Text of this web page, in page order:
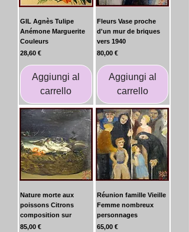
GIL Agnès Tulipe
Anémone Marguerite
Couleurs
Prezzo
28,60 €
Aggiungi al
carrello
Fleurs Vase proche
d'un mur de briques
vers 1940
Prezzo
80,00 €
Aggiungi al
carrello
Nature morte aux
poissons Citrons
composition sur
Prezzo
85,00 €
Réunion famille Vieille
Femme nombreux
personnages
Prezzo
65,00 €